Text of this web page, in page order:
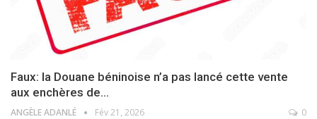
Faux: la Douane béninoise n’a pas lancé cette vente
aux enchères de…
ANGÈLE ADANLÉ Fév 21, 2026 0